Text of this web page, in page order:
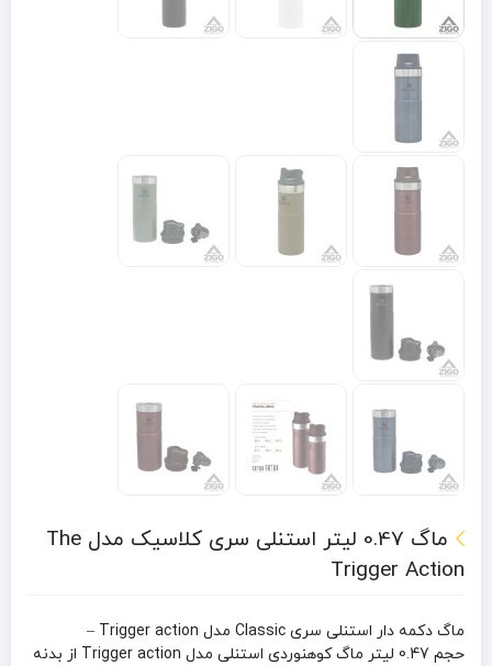
ماگ 0.47 لیتر استنلی سری کلاسیک مدل The
Trigger Action
ماگ دکمه دار استنلی سری Classic مدل Trigger action –
حجم 0.47 لیتر ماگ کوهنوردی استنلی مدل Trigger action از بدنه